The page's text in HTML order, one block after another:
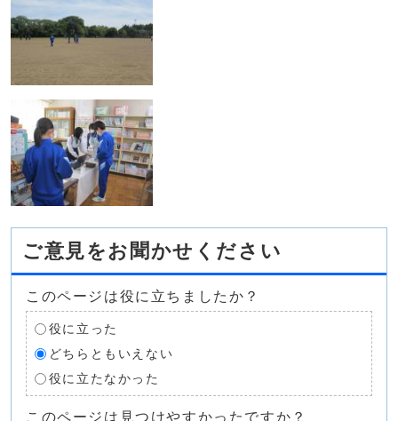
ご意見をお聞かせください
このページは役に立ちましたか？
役に立った
どちらともいえない
役に立たなかった
このページは見つけやすかったですか？